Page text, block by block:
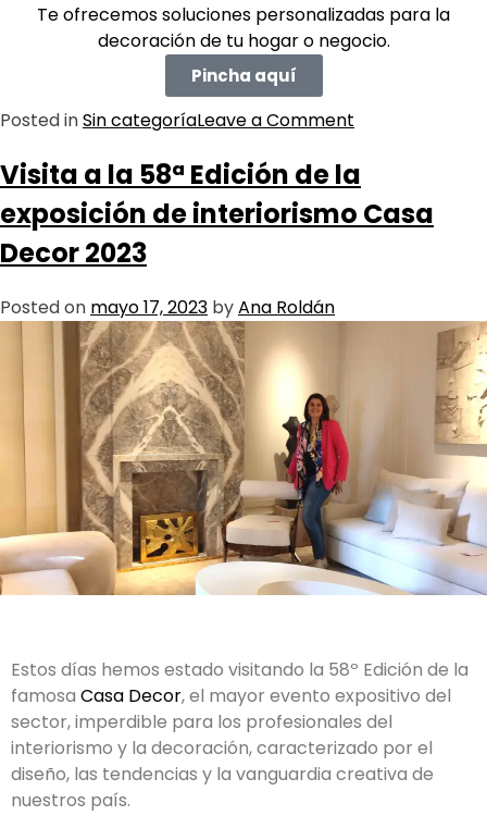
Te ofrecemos soluciones personalizadas para la
decoración de tu hogar o negocio.
Pincha aquí
Posted inSin categoríaLeave a Comment
Visita a la 58ª Edición de la
exposición de interiorismo Casa
Decor 2023
Posted on mayo 17, 2023 byAna Roldán
Estos días hemos estado visitando la 58º Edición de la
famosa Casa Decor, el mayor evento expositivo del
sector, imperdible para los profesionales del
interiorismo y la decoración, caracterizado por el
diseño, las tendencias y la vanguardia creativa de
nuestros país.